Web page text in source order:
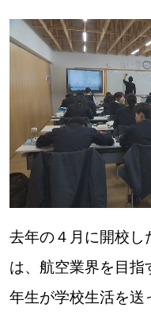
パートナーメディア
運営会社
情報提供・お問い合わせ
プライバ
去年の４月に開校し
は、航空業界を目指
年生が学校生活を送